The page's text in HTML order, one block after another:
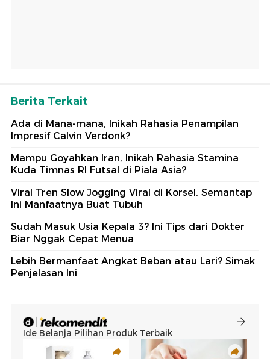
Berita Terkait
Ada di Mana-mana, Inikah Rahasia Penampilan
Impresif Calvin Verdonk?
Mampu Goyahkan Iran, Inikah Rahasia Stamina
Kuda Timnas RI Futsal di Piala Asia?
Viral Tren Slow Jogging Viral di Korsel, Semantap
Ini Manfaatnya Buat Tubuh
Sudah Masuk Usia Kepala 3? Ini Tips dari Dokter
Biar Nggak Cepat Menua
Lebih Bermanfaat Angkat Beban atau Lari? Simak
Penjelasan Ini